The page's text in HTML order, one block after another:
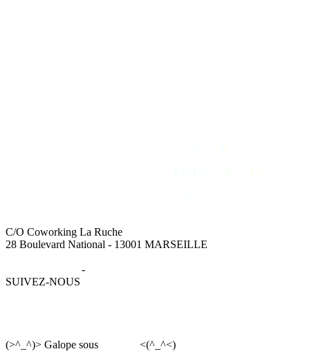
C/O Coworking La Ruche
28 Boulevard National - 13001 MARSEILLE
-
SUIVEZ-NOUS
(>^_^)> Galope sous <(^_^<)